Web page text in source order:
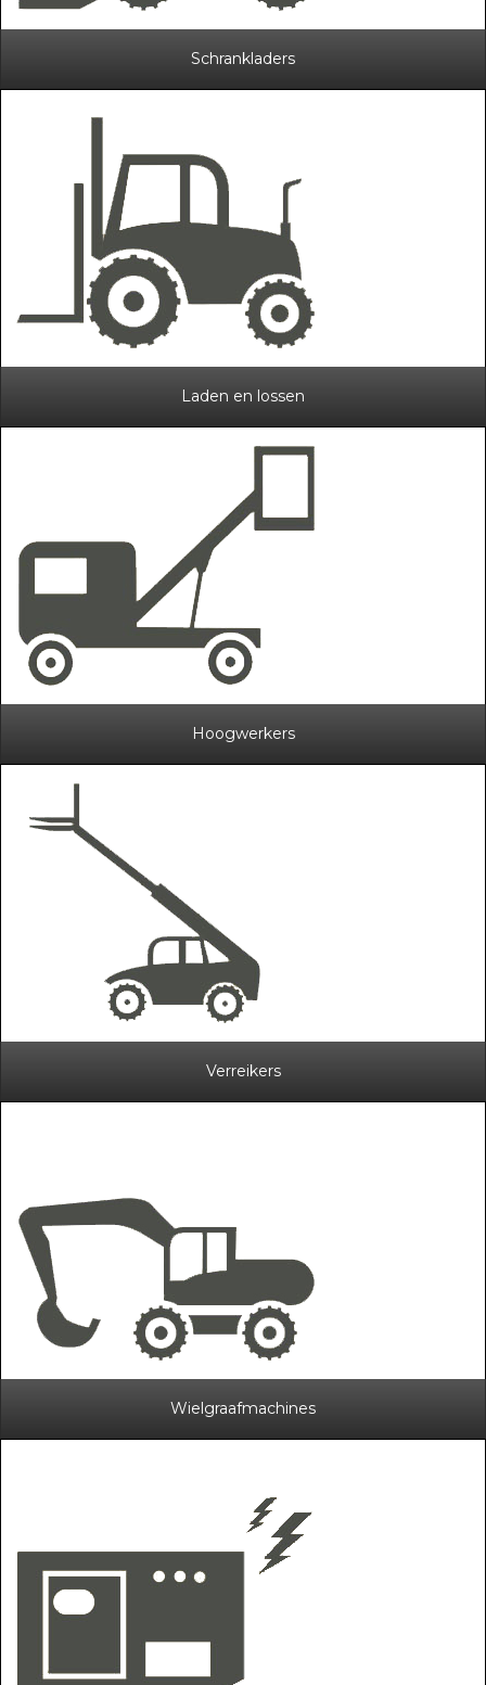
Schrankladers
Laden en lossen
Hoogwerkers
Verreikers
Wielgraafmachines